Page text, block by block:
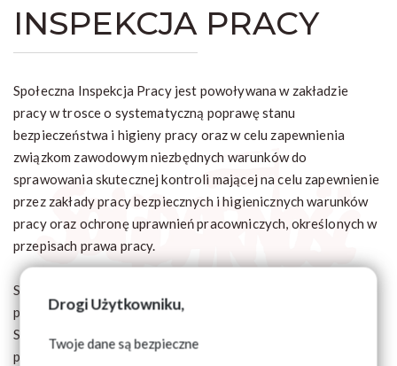
Drogi Użytkowniku,
Twoje dane są bezpieczne
INSPEKCJA PRACY
Społeczna Inspekcja Pracy jest powoływana w zakładzie
pracy w trosce o systematyczną poprawę stanu
bezpieczeństwa i higieny pracy oraz w celu zapewnienia
związkom zawodowym niezbędnych warunków do
sprawowania skutecznej kontroli mającej na celu zapewnienie
przez zakłady pracy bezpiecznych i higienicznych warunków
pracy oraz ochronę uprawnień pracowniczych, określonych w
przepisach prawa pracy.
Społeczna Inspekcja Pracy jest służbą społeczną pełnioną
przez pracowników - członków Związku.
Społeczna Inspekcja Pracy reprezentuje interesy wszystkich
pracowników w zakładach pracy i jest kierowana przez